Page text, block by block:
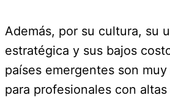
Además, por su cultura, su
estratégica y sus bajos
países emergentes son
para profesionales con